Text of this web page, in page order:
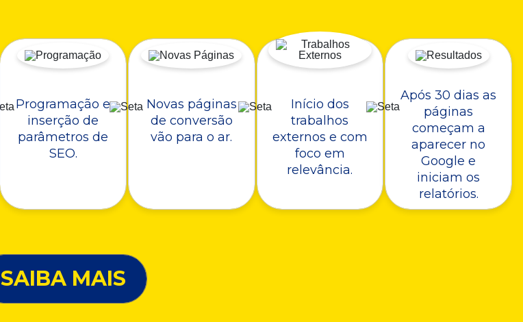
Programação e
inserção de
parâmetros de
SEO.
Novas páginas
de conversão
vão para o ar.
Início dos
trabalhos
externos e com
foco em
relevância.
Após 30 dias as
páginas
começam a
aparecer no
Google e
iniciam os
relatórios.
SAIBA MAIS